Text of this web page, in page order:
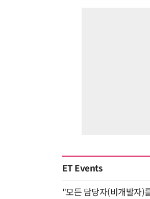
ET Events
"모든 담당자(비개발자)